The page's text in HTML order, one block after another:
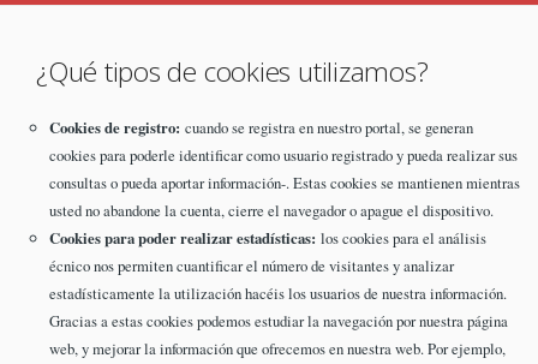
¿Qué tipos de cookies utilizamos?
Cookies de registro: cuando se registra en nuestro portal, se generan
cookies para poderle identificar como usuario registrado y pueda realizar sus
consultas o pueda aportar información-. Estas cookies se mantienen mientras
usted no abandone la cuenta, cierre el navegador o apague el dispositivo.
Cookies para poder realizar estadísticas: los cookies para el análisis
écnico nos permiten cuantificar el número de visitantes y analizar
estadísticamente la utilización hacéis los usuarios de nuestra información.
Gracias a estas cookies podemos estudiar la navegación por nuestra página
web, y mejorar la información que ofrecemos en nuestra web. Por ejemplo,